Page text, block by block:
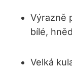
Výrazně
bílé,
Velká